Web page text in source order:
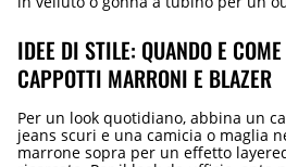
IDEE DI STILE: QUANDO E
CAPPOTTI MARRONI E BLAZER
Per un look quotidiano, abbina un
jeans scuri e una camicia o maglia
marrone sopra per un effetto